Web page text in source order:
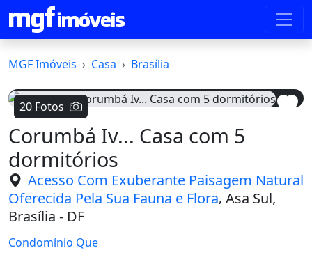
MGF Imóveis Casa Brasília
20 Fotos
Voltar
Corumbá Iv... Casa com 5
dormitórios
Acesso Com Exuberante Paisagem Natural
Oferecida Pela Sua Fauna e Flora, Asa Sul,
Brasília - DF
Condomínio Que